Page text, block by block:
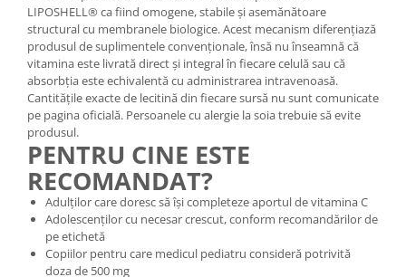
LIPOSHELL® ca fiind omogene, stabile și asemănătoare
structural cu membranele biologice. Acest mecanism diferențiază
produsul de suplimentele convenționale, însă nu înseamnă că
vitamina este livrată direct și integral în fiecare celulă sau că
absorbția este echivalentă cu administrarea intravenoasă.
Cantitățile exacte de lecitină din fiecare sursă nu sunt comunicate
pe pagina oficială. Persoanele cu alergie la soia trebuie să evite
produsul.
PENTRU CINE ESTE
RECOMANDAT?
Adulților care doresc să își completeze aportul de vitamina C
Adolescenților cu necesar crescut, conform recomandărilor de
pe etichetă
Copiilor pentru care medicul pediatru consideră potrivită
doza de 500 mg